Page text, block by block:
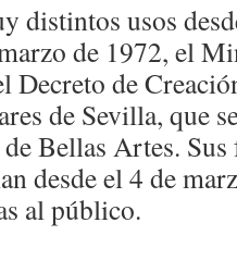
distintos usos
de 1972, el
Decreto de
de Sevilla, que
Bellas Artes.
desde el 4 de
al público.